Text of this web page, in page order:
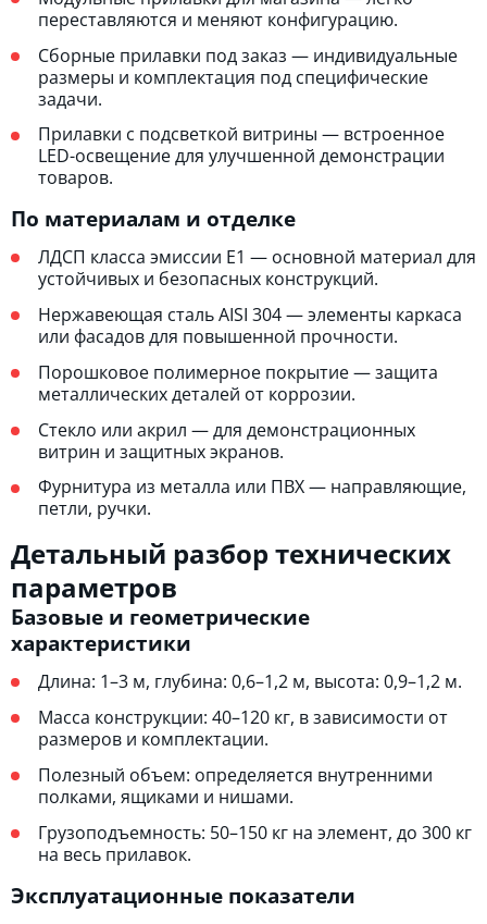
переставляются и меняют конфигурацию.
Сборные прилавки под заказ — индивидуальные
размеры и комплектация под специфические
задачи.
Прилавки с подсветкой витрины — встроенное
LED-освещение для улучшенной демонстрации
товаров.
По материалам и отделке
ЛДСП класса эмиссии E1 — основной материал для
устойчивых и безопасных конструкций.
Нержавеющая сталь AISI 304 — элементы каркаса
или фасадов для повышенной прочности.
Порошковое полимерное покрытие — защита
металлических деталей от коррозии.
Стекло или акрил — для демонстрационных
витрин и защитных экранов.
Фурнитура из металла или ПВХ — направляющие,
петли, ручки.
Детальный разбор технических
параметров
Базовые и геометрические
характеристики
Длина: 1–3 м, глубина: 0,6–1,2 м, высота: 0,9–1,2 м.
Масса конструкции: 40–120 кг, в зависимости от
размеров и комплектации.
Полезный объем: определяется внутренними
полками, ящиками и нишами.
Грузоподъемность: 50–150 кг на элемент, до 300 кг
на весь прилавок.
Эксплуатационные показатели